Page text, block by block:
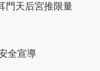
門天后宮推限量
全宣導